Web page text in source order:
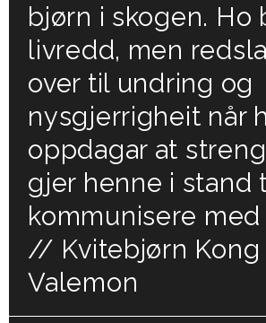
bjørn i skogen. Ho
livredd, men
over til undring og
nysgjerrigheit når
oppdagar at
gjer henne i stand
kommunisere
// Kvitebjørn Kong
Valemon